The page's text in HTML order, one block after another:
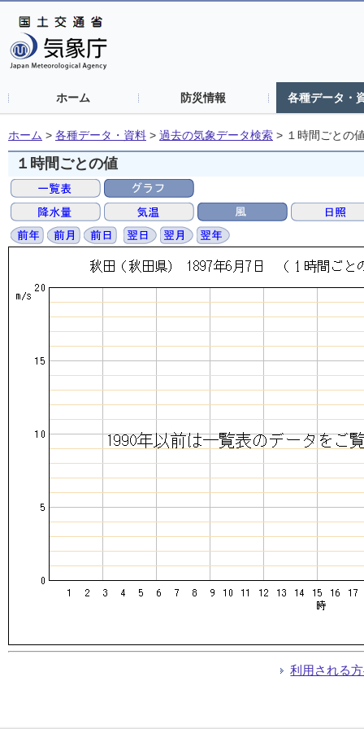
ホーム 防災情報 各種データ・
ホーム > 各種データ・資料 > 過去の気象データ検索 > １時間ごとの
１時間ごとの値
利用される